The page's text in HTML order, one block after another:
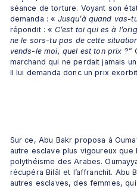
séance de torture. Voyant son
demanda : « Jusqu’à quand vas-
répondit : « C’est toi qui es à
ne le sors-tu pas de cette
vends-le moi, quel est ton prix ?”
marchand qui ne perdait jamais
Il lui demanda donc un prix
Sur ce, Abu Bakr proposa à
autre esclave plus vigoureux
polythéisme des Arabes.
récupéra Bilâl et l’affranchit. Abu
autres esclaves, des femmes,